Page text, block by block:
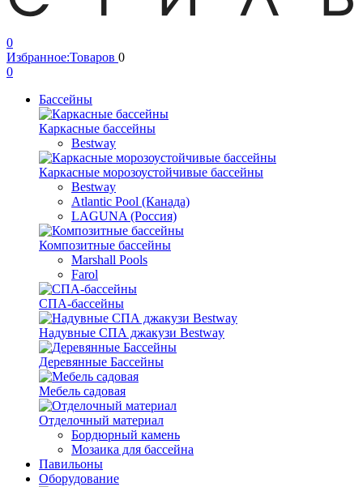
0
Избранное:Товаров 0
0
Бассейны
Каркасные бассейны
Bestway
Каркасные морозоустойчивые бассейны
Bestway
Atlantic Pool (Канада)
LAGUNA (Россия)
Композитные бассейны
Marshall Pools
Farol
СПА-бассейны
Надувные СПА джакузи Bestway
Деревянные Бассейны
Мебель садовая
Отделочный материал
Бордюрный камень
Мозаика для бассейна
Павильоны
Оборудование